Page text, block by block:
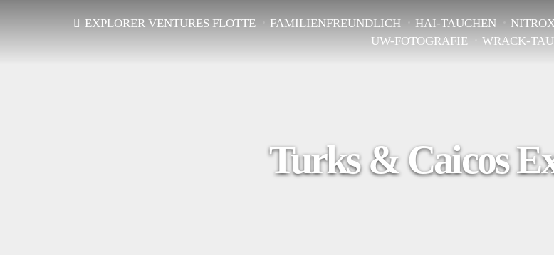
EXPLORER VENTURES FLOTTE FAMILIENFREUNDLICH HAI-TAUCHEN
UW-FOTOGRAFIE
WRACK-
Turks & Caicos